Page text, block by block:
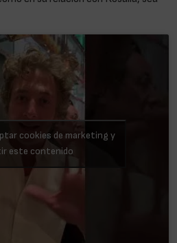
cookies de marketing y
este contenido